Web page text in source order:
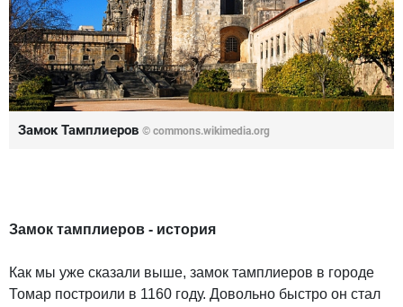
Замок Тамплиеров © commons.wikimedia.org
Замок тамплиеров - история
Как мы уже сказали выше, замок тамплиеров в городе
Томар построили в 1160 году. Довольно быстро он стал